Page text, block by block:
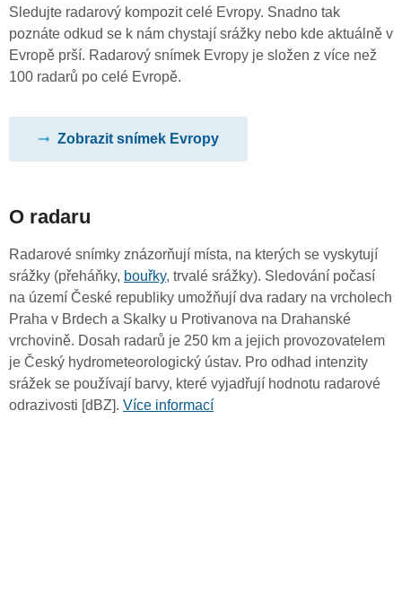
Sledujte radarový kompozit celé Evropy. Snadno tak
poznáte odkud se k nám chystají srážky nebo kde aktuálně v
Evropě prší. Radarový snímek Evropy je složen z více než
100 radarů po celé Evropě.
Zobrazit snímek Evropy
O radaru
Radarové snímky znázorňují místa, na kterých se vyskytují
srážky (přeháňky, bouřky, trvalé srážky). Sledování počasí
na území České republiky umožňují dva radary na vrcholech
Praha v Brdech a Skalky u Protivanova na Drahanské
vrchovině. Dosah radarů je 250 km a jejich provozovatelem
je Český hydrometeorologický ústav. Pro odhad intenzity
srážek se používají barvy, které vyjadřují hodnotu radarové
odrazivosti [dBZ]. Více informací